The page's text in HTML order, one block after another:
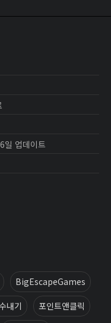
일 업데이트
BigEscapeGames
내기 포인트앤클릭